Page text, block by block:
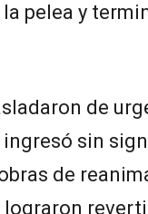
pelea y
de
sin
de
lograron